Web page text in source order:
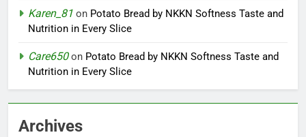
Karen_81 on Potato Bread by NKKN Softness Taste and
Nutrition in Every Slice
Care650on Potato Bread by NKKN Softness Taste and
Nutrition in Every Slice
Archives